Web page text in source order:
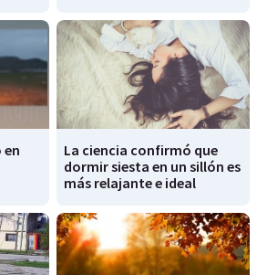
en
La ciencia confirmó que
dormir siesta en un sillón es
más relajante e ideal